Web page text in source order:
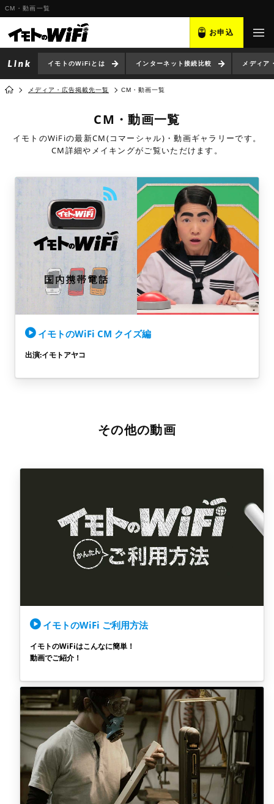
CM・動画一覧
お申込
イモトのWiFiとは インターネット接続比較 メディア
メディア・広告掲載先一覧 CM・動画一覧
CM・動画一覧
イモトのWiFiの最新CM(コマーシャル)・動画ギャラリーです。
CM詳細やメイキングがご覧いただけます。
イモトのWiFi CM クイズ編
出演:イモトアヤコ
その他の動画
イモトのWiFi ご利用方法
イモトのWiFiはこんなに簡単！
動画でご紹介！